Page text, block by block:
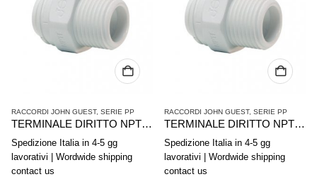
RACCORDI JOHN GUEST, SERIE PP
TERMINALE DIRITTO NPTF JG 1/2- 3/8 PP011623W
Spedizione Italia in 4-5 gg
lavorativi | Wordwide shipping
contact us
RACCORDI JOHN GUEST, SERIE PP
TERMINALE DIRITTO NPTF JG 3/8- 1/2 PP011224W
Spedizione Italia in 4-5 gg
lavorativi | Wordwide shipping
contact us